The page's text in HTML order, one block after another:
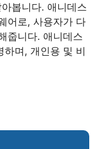
봅니다. 애니데스
어로, 사용자가 다
줍니다. 애니데스
하며, 개인용 및 비